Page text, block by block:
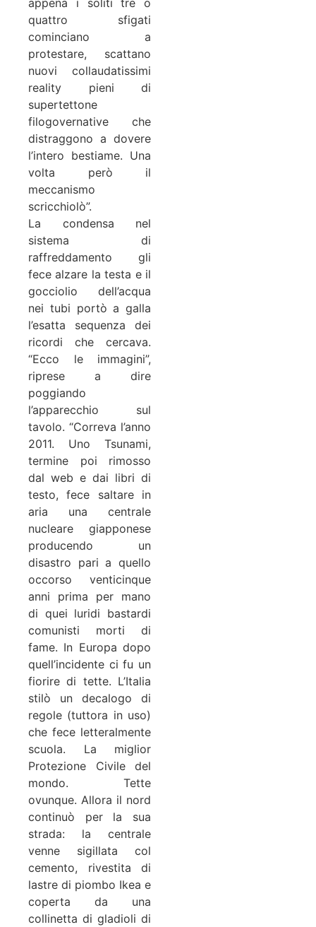
quattro sfigati
cominciano a
protestare, scattano
nuovi collaudatissimi
reality pieni di
supertettone
filogovernative che
distraggono a dovere
l’intero bestiame. Una
volta però il
meccanismo
scricchiolò”.
La condensa nel
sistema di
raffreddamento gli
fece alzare la testa e il
gocciolio dell’acqua
nei tubi portò a galla
l’esatta sequenza dei
ricordi che cercava.
“Ecco le immagini”,
riprese a dire
poggiando
l’apparecchio sul
tavolo. “Correva l’anno
2011. Uno Tsunami,
termine poi rimosso
dal web e dai libri di
testo, fece saltare in
aria una centrale
nucleare giapponese
producendo un
disastro pari a quello
occorso venticinque
anni prima per mano
di quei luridi bastardi
comunisti morti di
fame. In Europa dopo
quell’incidente ci fu un
fiorire di tette. L’Italia
stilò un decalogo di
regole (tuttora in uso)
che fece letteralmente
scuola. La miglior
Protezione Civile del
mondo. Tette
ovunque. Allora il nord
continuò per la sua
strada: la centrale
venne sigillata col
cemento, rivestita di
lastre di piombo Ikea e
coperta da una
collinetta di gladioli di